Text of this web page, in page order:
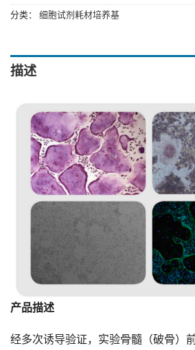
分类： 细胞试剂耗材培养基
描述
产品描述
经多次诱导验证，实验骨髓（破骨）